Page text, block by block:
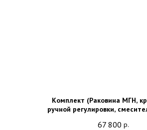
Комплект (Раковина МГН,
ручной регулировки,
67 800 р.